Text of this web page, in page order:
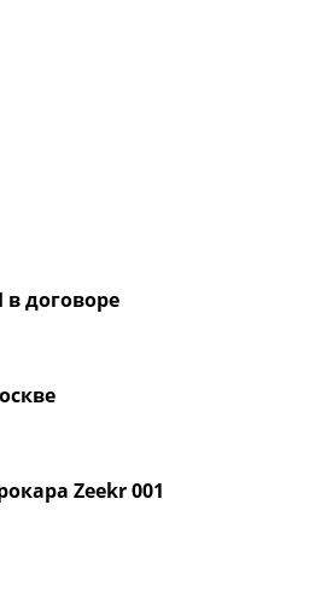
договоре
Zeekr 001